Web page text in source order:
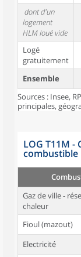
dont d'un
logement
HLM loué vide
Logé
gratuitement
Ensemble
Sources : Insee,
principales,
LOG T11M
combustible
Gaz de ville -
chaleur
Fioul (mazout)
Electricité